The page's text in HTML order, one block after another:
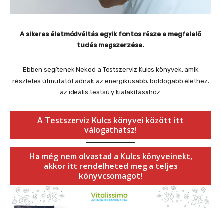
A sikeres életmódváltás egyik fontos része a megfelelő
tudás megszerzése.
Ebben segítenek Neked a Testszerviz Kulcs könyvek, amik
részletes útmutatót adnak az energikusabb, boldogabb élethez,
az ideális testsúly kialakításához.
A Testszerviz Kulcs könyvei között itt
válogathatsz!
Ha még nem olvastad a Kulcs könyveinekt,
akkor itt rendelheted meg a teljes
könyvcsomagot!